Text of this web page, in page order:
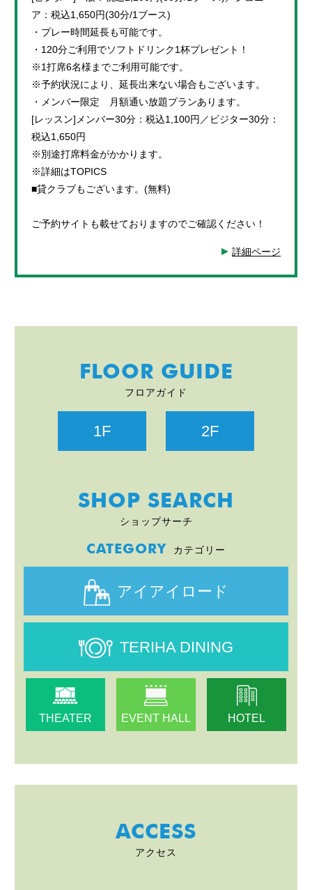
ア：税込1,650円(30分/1ブース)
・プレー時間延長も可能です。
・120分ご利用でソフトドリンク1杯プレゼント！
※1打席6名様までご利用可能です。
※予約状況により、延長出来ない場合もございます。
・メンバー限定 月額通い放題プランあります。
[レッスン]メンバー30分：税込1,100円／ビジター30分：
税込1,650円
※別途打席料金がかかります。
※詳細はTOPICS
■貸クラブもございます。(無料)
ご予約サイトも載せておりますのでご確認ください！
詳細ページ
FLOOR GUIDE
フロアガイド
1F 2F
SHOP SEARCH
ショップサーチ
CATEGORY カテゴリー
アイアイロード
TERIHA DINING
THEATER EVENT HALL HOTEL
ACCESS
アクセス